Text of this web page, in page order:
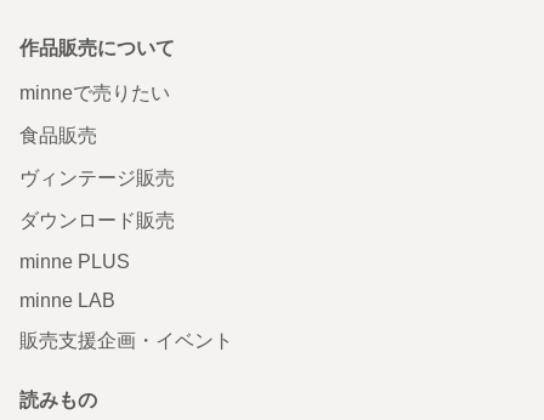
作品販売について
minneで売りたい
食品販売
ヴィンテージ販売
ダウンロード販売
minne PLUS
minne LAB
販売支援企画・イベント
読みもの